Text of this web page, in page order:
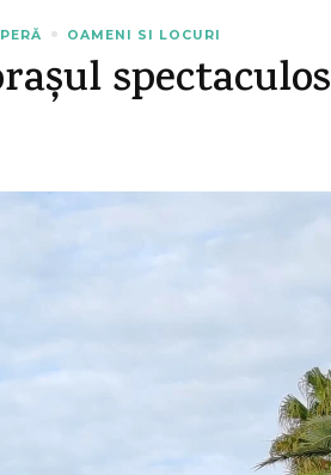
OAMENI SI LOCURI
spectaculos